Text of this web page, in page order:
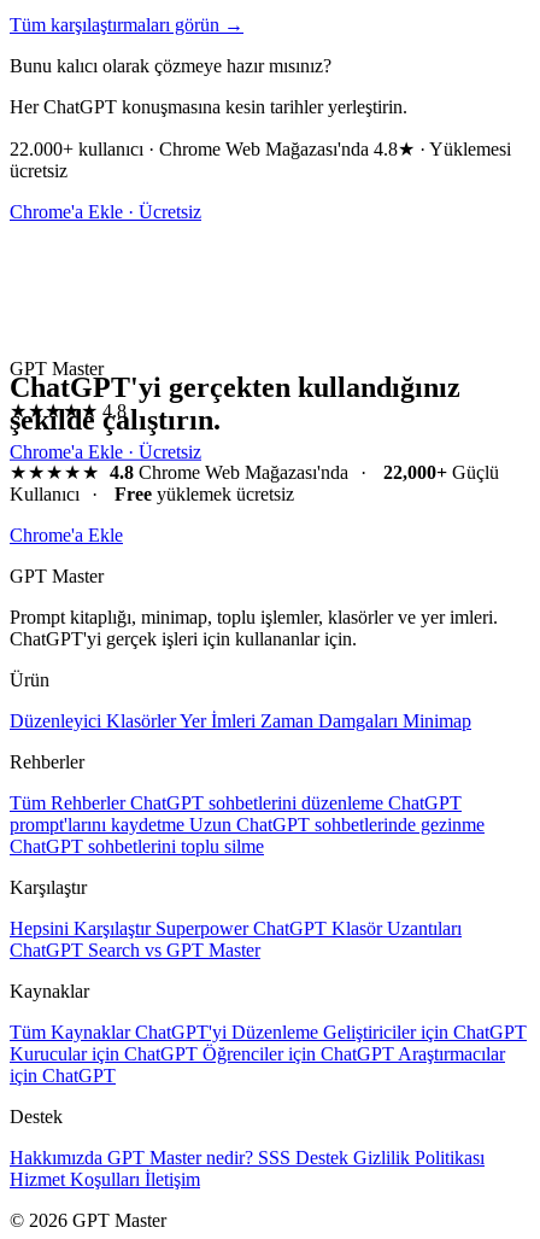
Tüm karşılaştırmaları görün →
Bunu kalıcı olarak çözmeye hazır mısınız?
Her ChatGPT konuşmasına kesin tarihler yerleştirin.
22.000+ kullanıcı · Chrome Web Mağazası'nda 4.8★ · Yüklemesi
ücretsiz
Chrome'a Ekle · Ücretsiz
GPT Master
★★★★★ 4.8
Chrome'a Ekle · Ücretsiz
ChatGPT'yi gerçekten kullandığınız
şekilde çalıştırın.
★★★★★ 4.8Chrome Web Mağazası'nda · 22,000+Güçlü
Kullanıcı
· Free yüklemek ücretsiz
Chrome'a Ekle
GPT Master
Prompt kitaplığı, minimap, toplu işlemler, klasörler ve yer imleri.
ChatGPT'yi gerçek işleri için kullananlar için.
Ürün
Düzenleyici KlasörlerYer İmleri Zaman Damgaları Minimap
Rehberler
Tüm RehberlerChatGPT sohbetlerini düzenleme ChatGPT
prompt'larını kaydetme Uzun ChatGPT sohbetlerinde gezinme
ChatGPT sohbetlerini toplu silme
Karşılaştır
Hepsini Karşılaştır Superpower ChatGPT Klasör Uzantıları
ChatGPT Search vs GPT Master
Kaynaklar
Tüm KaynaklarChatGPT'yi Düzenleme Geliştiriciler için ChatGPT
Kurucular için ChatGPT Öğrenciler için ChatGPT Araştırmacılar
için ChatGPT
Destek
Hakkımızda GPT Master nedir? SSS Destek Gizlilik Politikası
Hizmet Koşulları İletişim
© 2026 GPT Master